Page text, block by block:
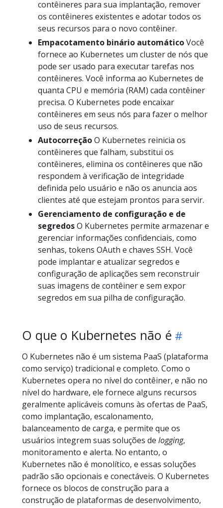
contêineres para sua implantação, remover
os contêineres existentes e adotar todos os
seus recursos para o novo contêiner.
Empacotamento binário automáticoVocê
fornece ao Kubernetes um cluster de nós que
pode ser usado para executar tarefas nos
contêineres. Você informa ao Kubernetes de
quanta CPU e memória (RAM) cada contêiner
precisa. O Kubernetes pode encaixar
contêineres em seus nós para fazer o melhor
uso de seus recursos.
AutocorreçãoO Kubernetes reinicia os
contêineres que falham, substitui os
contêineres, elimina os contêineres que não
respondem à verificação de integridade
definida pelo usuário e não os anuncia aos
clientes até que estejam prontos para servir.
Gerenciamento de configuração e de
segredosO Kubernetes permite armazenar e
gerenciar informações confidenciais, como
senhas, tokens OAuth e chaves SSH. Você
pode implantar e atualizar segredos e
configuração de aplicações sem reconstruir
suas imagens de contêiner e sem expor
segredos em sua pilha de configuração.
O que o Kubernetes não é
O Kubernetes não é um sistema PaaS (plataforma
como serviço) tradicional e completo. Como o
Kubernetes opera no nível do contêiner, e não no
nível do hardware, ele fornece alguns recursos
geralmente aplicáveis comuns às ofertas de PaaS,
como implantação, escalonamento,
balanceamento de carga, e permite que os
usuários integrem suas soluções de logging,
monitoramento e alerta. No entanto, o
Kubernetes não é monolítico, e essas soluções
padrão são opcionais e conectáveis. O Kubernetes
fornece os blocos de construção para a
construção de plataformas de desenvolvimento,